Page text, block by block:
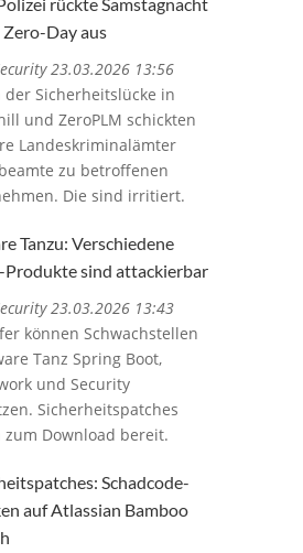
Zero-Day aus
23.03.2026 13:56
der Sicherheitslücke in
und ZeroPLM schickten
Landeskriminalämter
zu betroffenen
Die sind irritiert.
Tanzu: Verschiedene
Produkte sind attackierbar
23.03.2026 13:43
können Schwachstellen
Tanz Spring Boot,
und Security
Sicherheitspatches
zum Download bereit.
Schadcode-
auf Atlassian Bamboo